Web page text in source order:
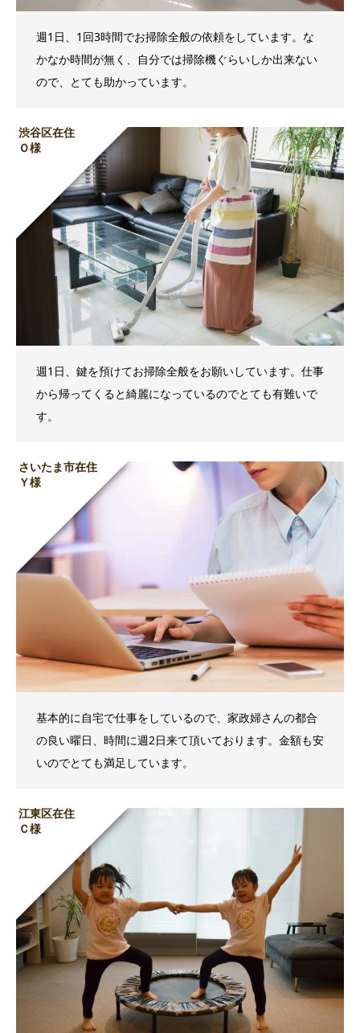
週1日、1回3時間でお掃除全般の依頼をしています。な
かなか時間が無く、自分では掃除機ぐらいしか出来ない
ので、とても助かっています。
渋谷区在住
Ｏ様
週1日、鍵を預けてお掃除全般をお願いしています。仕事
から帰ってくると綺麗になっているのでとても有難いで
す。
さいたま市在住
Ｙ様
基本的に自宅で仕事をしているので、家政婦さんの都合
の良い曜日、時間に週2日来て頂いております。金額も安
いのでとても満足しています。
江東区在住
Ｃ様